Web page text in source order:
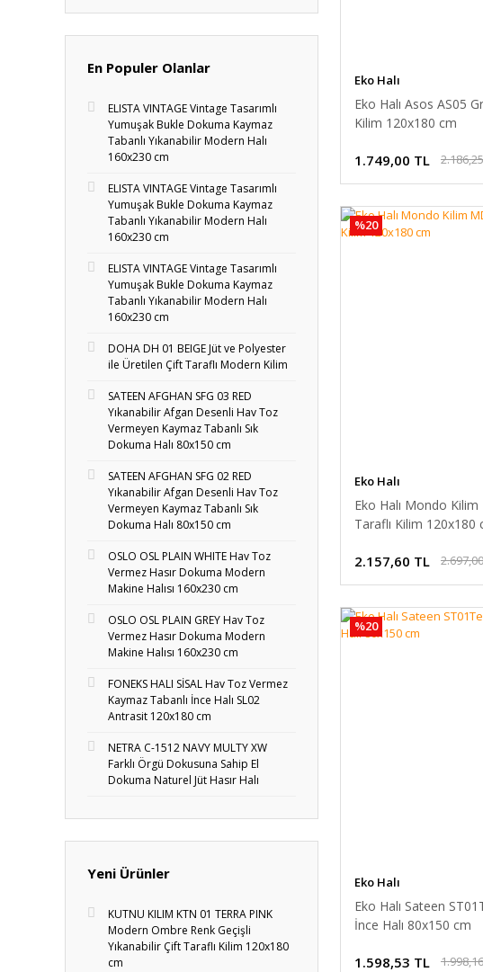
En Populer Olanlar
ELISTA VINTAGE Vintage Tasarımlı
Yumuşak Bukle Dokuma Kaymaz
Tabanlı Yıkanabilir Modern Halı
160x230 cm
ELISTA VINTAGE Vintage Tasarımlı
Yumuşak Bukle Dokuma Kaymaz
Tabanlı Yıkanabilir Modern Halı
160x230 cm
ELISTA VINTAGE Vintage Tasarımlı
Yumuşak Bukle Dokuma Kaymaz
Tabanlı Yıkanabilir Modern Halı
160x230 cm
DOHA DH 01 BEIGE Jüt ve Polyester
ile Üretilen Çift Taraflı Modern Kilim
SATEEN AFGHAN SFG 03 RED
Yıkanabilir Afgan Desenli Hav Toz
Vermeyen Kaymaz Tabanlı Sık
Dokuma Halı 80x150 cm
SATEEN AFGHAN SFG 02 RED
Yıkanabilir Afgan Desenli Hav Toz
Vermeyen Kaymaz Tabanlı Sık
Dokuma Halı 80x150 cm
OSLO OSL PLAIN WHITE Hav Toz
Vermez Hasır Dokuma Modern
Makine Halısı 160x230 cm
OSLO OSL PLAIN GREY Hav Toz
Vermez Hasır Dokuma Modern
Makine Halısı 160x230 cm
FONEKS HALI SİSAL Hav Toz Vermez
Kaymaz Tabanlı İnce Halı SL02
Antrasit 120x180 cm
NETRA C-1512 NAVY MULTY XW
Farklı Örgü Dokusuna Sahip El
Dokuma Naturel Jüt Hasır Halı
Yeni Ürünler
KUTNU KILIM KTN 01 TERRA PINK
Modern Ombre Renk Geçişli
Yıkanabilir Çift Taraflı Kilim 120x180
cm
Eko Halı
Eko Halı Asos AS05
Kilim 120x180 cm
1.749,00 TL
%20
Eko Halı
Eko Halı Mondo
Taraflı Kilim 120x180
2.157,60 TL
%20
Eko Halı
Eko Halı Sateen
İnce Halı 80x150 cm
1.598,53 TL